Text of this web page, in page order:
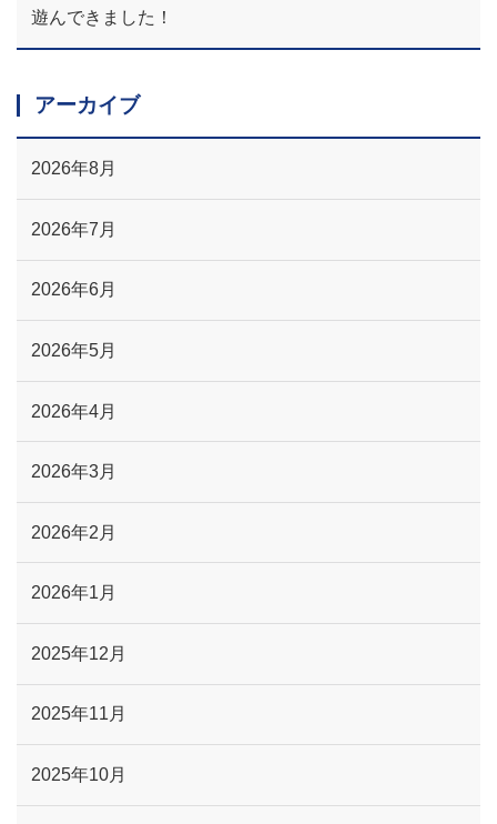
遊んできました！
アーカイブ
2026年8月
2026年7月
2026年6月
2026年5月
2026年4月
2026年3月
2026年2月
2026年1月
2025年12月
2025年11月
2025年10月